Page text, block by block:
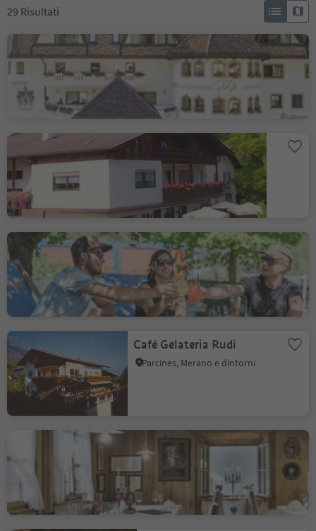
29 Risultati
Ristorante Café Rössl
Rablà, Parcines, Merano e dintorni
Café Gelateria
Taufenbrunn
Parcines, Merano e dintorni
Beachbar Rafting
Adventure Südtirol
Rablà, Parcines, Merano e dintorni
Café Gelateria Rudi
Parcines, Merano e dintorni
Ristorante Hanswirt
Rablà, Parcines, Merano e dintorni